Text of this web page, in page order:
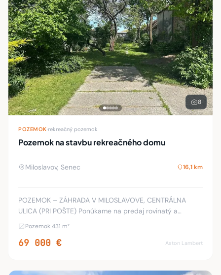
8
POZEMOK rekreačný pozemok
Pozemok na stavbu rekreačného domu
Miloslavov, Senec 16,1 km
POZEMOK – ZÁHRADA V MILOSLAVOVE, CENTRÁLNA
ULICA (PRI POŠTE) Ponúkame na predaj rovinatý a
oplotený pozemok v obci Miloslavov, na Centrálnej ulici
Pozemok 431 m²
69 000 € Aston Lambert